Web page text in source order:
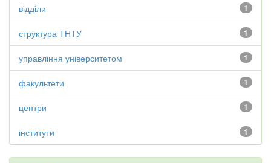
1
відділи
1
структура ТНТУ
1
управління університетом
1
факультети
1
центри
1
інститути